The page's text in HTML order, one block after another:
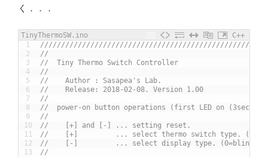
く．．．
TinyThermoSW.ino
C++
1
2
3
4
5
6
7
8
9
10
11
12
13
//
//  Tiny Thermo Switch Controller
//
//    Author : Sasapea's Lab.
//    Release: 2018-02-08. Version 1.00
//
//  power-on button operations (first LED on (3sec)
//
//    [+] and [-] ... setting reset.
//    [+]         ... select thermo switch type.
//    [-]         ... select display type. (0=blink,
//